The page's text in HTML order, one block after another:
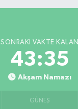
SONRAKI VAKTE KALAN
43:35
Akşam Namazı
GÜNEŞ